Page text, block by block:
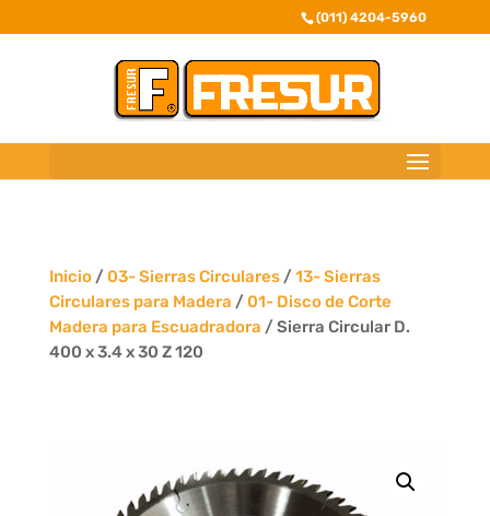
(011) 4204-5960
Inicio/ 03- Sierras Circulares/ 13- Sierras
Circulares para Madera / 01- Disco de Corte
Madera para Escuadradora / Sierra Circular D.
400 x 3.4 x 30 Z 120